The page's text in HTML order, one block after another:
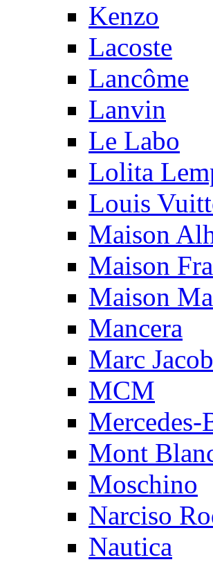
Kenzo
Lacoste
Lancôme
Lanvin
Le Labo
Lolita
Louis
Maison
Maison
Maison
Mancera
Marc
MCM
Mercedes-
Mont
Moschino
Narciso
Nautica